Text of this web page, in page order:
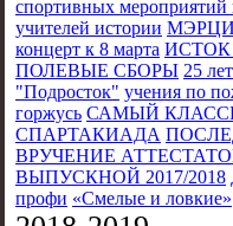
спортивных мероприятий
учителей истории
концерт к 8 марта ИСТОК
ПОЛЕВЫЕ СБОРЫ 25
"Подросток" учения по
горжусь САМЫЙ
СПАРТАКИАДА
ВРУЧЕНИЕ
ВЫПУСКНОЙ 2017/2018
профи «Смелые и ловкие»